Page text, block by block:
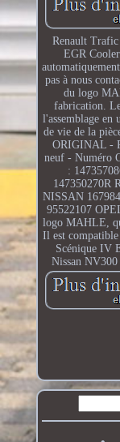
Renault
EGR
pas à nous
du logo
fabrication.
l'assemblage en
de vie de la
ORIGINAL -
neuf - Numéro
:
147350270R
NISSAN
95522107
logo MAHLE,
Il est
Scénique IV
Nissan